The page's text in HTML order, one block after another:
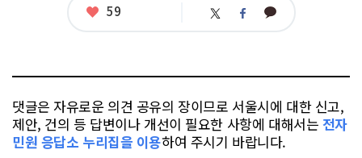
좋
59 트 페 카
댓글은 자유로운 의견 공유의 장이므로 서울시에 대한 신고,
제안, 건의 등 답변이나 개선이 필요한 사항에 대해서는 전자
민원 응답소 누리집을 이용하여 주시기 바랍니다.